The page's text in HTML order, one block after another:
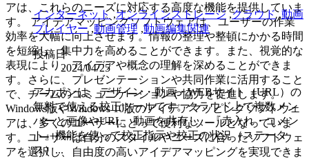
アは、これらのニーズに対応する高度な機能を提供していま
す。 アイデアマッピングソフトウェアは、ユーザーの作業
効率を大幅に向上させます。情報の整理や整頓にかかる時間
を短縮し、集中力を高めることができます。また、視覚的な
表現により、アイデアや概念の理解を深めることができま
す。さらに、プレゼンテーションや共同作業に活用すること
で、チームのコミュニケーションや協力を促進します。
Windows版やWindows 10版のアイデアマッピングソフトウェ
アは、多くのユーザーにとって便利なツールとなっていま
す。ユーザーは自分のスタイルやニーズに合ったソフトウェ
アを選択し、自由度の高いアイデアマッピングを実現できま
インターネット ,オンラインストレージ ,クラウド,動画
プレイヤー,動画管理 ,動画編集関連
投稿日
2024/04/25
アカポンは、デザイン・動画・WEBサイト（URL）の
無料で使える校正ツールです。クラウド上で複数メン
バーと画像やURL、動画を共有し、『赤入れ・コメン
ト』機能を使って校正指示や校正の状況（ステータ
ス）...